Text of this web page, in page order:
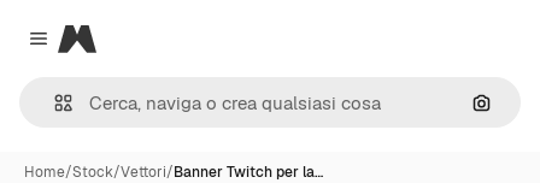
Close menu
Magnific
Cerca
Home/Stock/Vettori/Banner Twitch per la…